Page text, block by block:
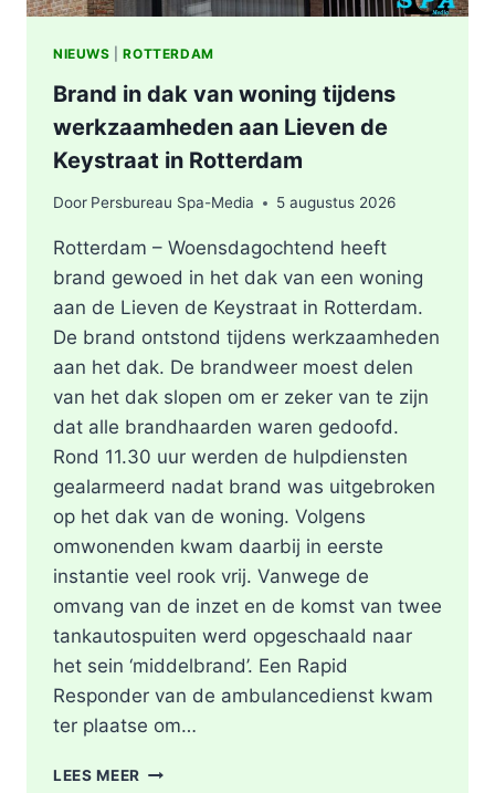
NIEUWS |ROTTERDAM
Brand in dak van woning tijdens
werkzaamheden aan Lieven de
Keystraat in Rotterdam
Door Persbureau Spa-Media 5 augustus 2026
Rotterdam – Woensdagochtend heeft
brand gewoed in het dak van een woning
aan de Lieven de Keystraat in Rotterdam.
De brand ontstond tijdens werkzaamheden
aan het dak. De brandweer moest delen
van het dak slopen om er zeker van te zijn
dat alle brandhaarden waren gedoofd.
Rond 11.30 uur werden de hulpdiensten
gealarmeerd nadat brand was uitgebroken
op het dak van de woning. Volgens
omwonenden kwam daarbij in eerste
instantie veel rook vrij. Vanwege de
omvang van de inzet en de komst van twee
tankautospuiten werd opgeschaald naar
het sein ‘middelbrand’. Een Rapid
Responder van de ambulancedienst kwam
ter plaatse om…
LEES MEER BRAND